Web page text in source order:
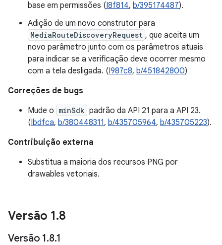
base em permissões (I8f814, b/395174487).
Adição de um novo construtor para
MediaRouteDiscoveryRequest , que aceita um
novo parâmetro junto com os parâmetros atuais
para indicar se a verificação deve ocorrer mesmo
com a tela desligada. (I987c8, b/451842800)
Correções de bugs
Mude o minSdk padrão da API 21 para a API 23.
(Ibdfca, b/380448311, b/435705964, b/435705223).
Contribuição externa
Substitua a maioria dos recursos PNG por
drawables vetoriais.
Versão 1.8
Versão 1.8.1